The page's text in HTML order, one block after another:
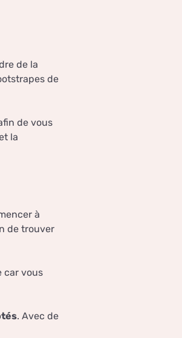
de la
de
de vous
la
à
de trouver
car vous
. Avec de